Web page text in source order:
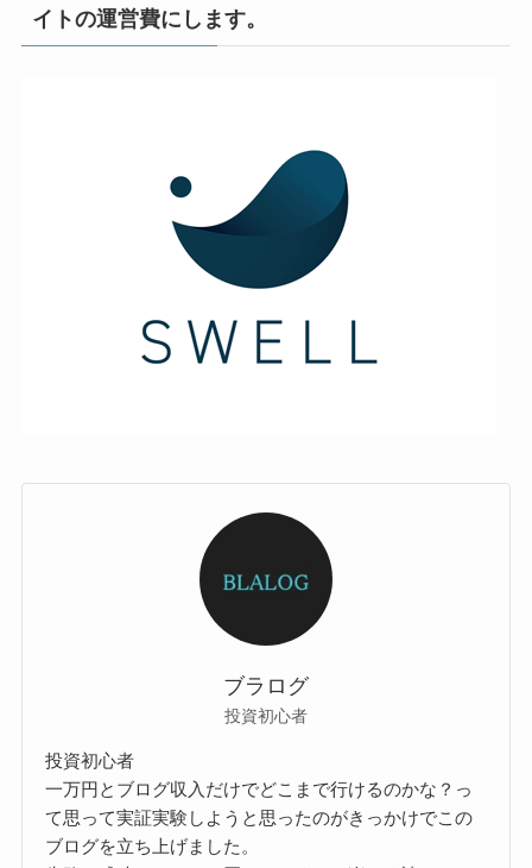
イトの運営費にします。
ブラログ
投資初心者
投資初心者
一万円とブログ収入だけでどこまで行けるのかな？っ
て思って実証実験しようと思ったのがきっかけでこの
ブログを立ち上げました。